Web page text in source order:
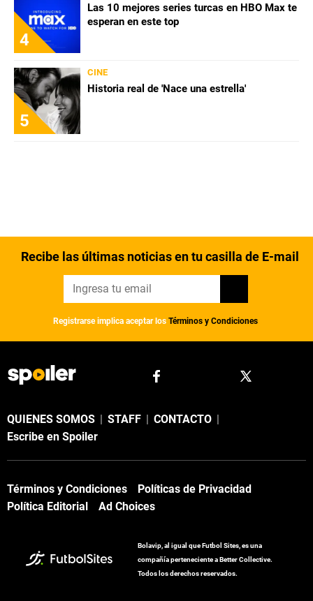
4
Las 10 mejores series turcas en HBO Max te
esperan en este top
5
CINE
Historia real de 'Nace una estrella'
Recibe las últimas noticias en tu casilla de E-mail
Registrarse implica aceptar los Términos y Condiciones
QUIENES SOMOS | STAFF | CONTACTO |
Escribe en Spoiler
Términos y Condiciones
Políticas de Privacidad
Política Editorial
Ad Choices
Bolavip, al igual que Futbol Sites, es una
compañía perteneciente a Better Collective.
Todos los derechos reservados.